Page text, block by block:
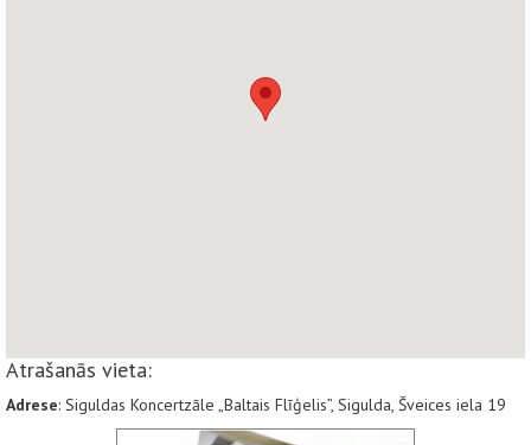
Atrašanās vieta:
Adrese: Siguldas Koncertzāle „Baltais Flīģelis”, Sigulda, Šveices iela 19